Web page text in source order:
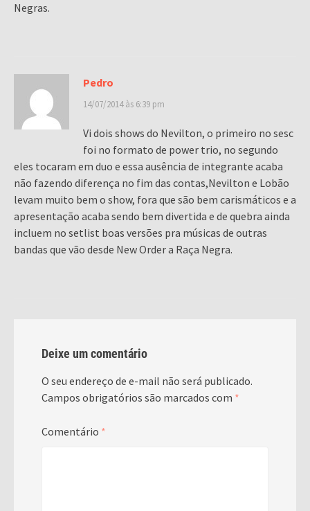
Negras.
Pedro
14/07/2014 às 6:39 pm
Vi dois shows do Nevilton, o primeiro no sesc
foi no formato de power trio, no segundo
eles tocaram em duo e essa ausência de integrante acaba
não fazendo diferença no fim das contas,Nevilton e Lobão
levam muito bem o show, fora que são bem carismáticos e a
apresentação acaba sendo bem divertida e de quebra ainda
incluem no setlist boas versões pra músicas de outras
bandas que vão desde New Order a Raça Negra.
Deixe um comentário
O seu endereço de e-mail não será publicado.
Campos obrigatórios são marcados com *
Comentário *